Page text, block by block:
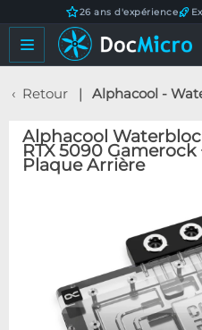
26 ans d'expérience
Retour Alphacool - Waterblock VGA Core
Alphacool
RTX 5090
Plaque Arrière